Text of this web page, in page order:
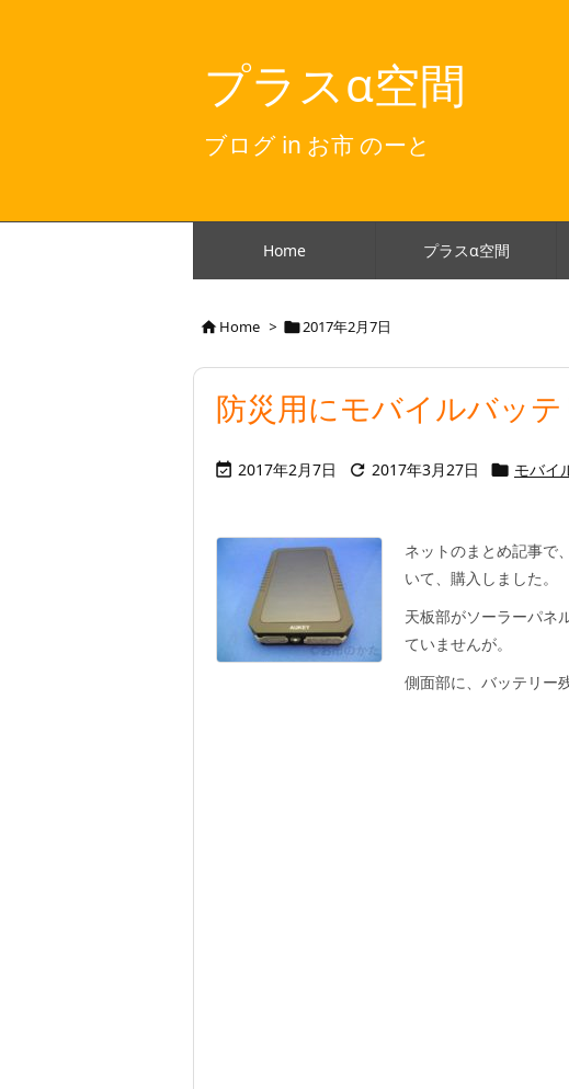
プラスα空間
ブログ in お市 のーと
Home プラスα空間
Home > 2017年2月7日
防災用にモバイルバッ
 2017年2月7日  2017年3月27日  モバイ
ネットのまとめ記事で
いて、購入しました。
天板部がソーラーパネ
ていませんが。
側面部に、バッテリー